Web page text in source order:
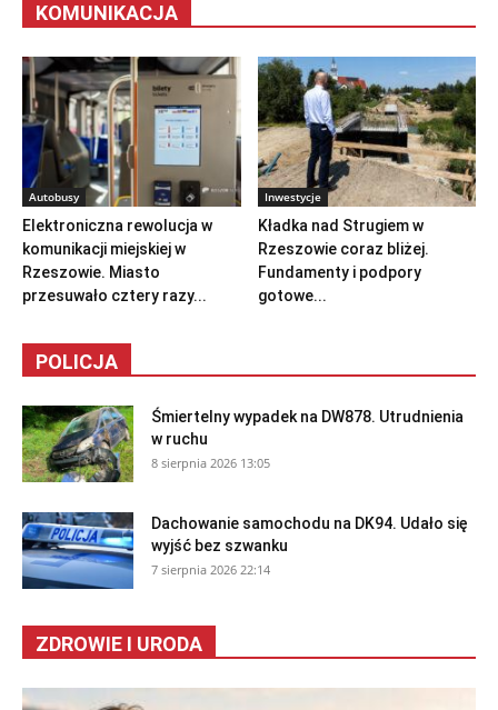
KOMUNIKACJA
Autobusy
Elektroniczna rewolucja w
komunikacji miejskiej w
Rzeszowie. Miasto
przesuwało cztery razy...
Inwestycje
Kładka nad Strugiem w
Rzeszowie coraz bliżej.
Fundamenty i podpory
gotowe...
POLICJA
Śmiertelny wypadek na DW878. Utrudnienia
w ruchu
8 sierpnia 2026 13:05
Dachowanie samochodu na DK94. Udało się
wyjść bez szwanku
7 sierpnia 2026 22:14
ZDROWIE I URODA